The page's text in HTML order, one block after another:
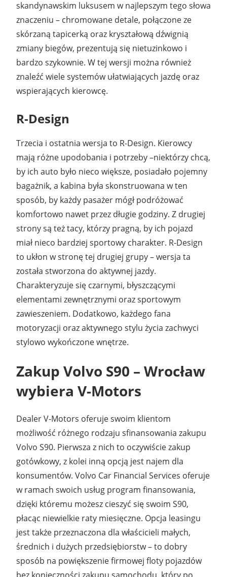
skandynawskim luksusem w najlepszym tego słowa
znaczeniu – chromowane detale, połączone ze
skórzaną tapicerką oraz kryształową dźwignią
zmiany biegów, prezentują się nietuzinkowo i
bardzo szykownie. W tej wersji można również
znaleźć wiele systemów ułatwiających jazdę oraz
wspierających kierowcę.
R-Design
Trzecia i ostatnia wersja to R-Design. Kierowcy
mają różne upodobania i potrzeby –niektórzy chcą,
by ich auto było nieco większe, posiadało pojemny
bagażnik, a kabina była skonstruowana w ten
sposób, by każdy pasażer mógł podróżować
komfortowo nawet przez długie godziny. Z drugiej
strony są też tacy, którzy pragną, by ich pojazd
miał nieco bardziej sportowy charakter. R-Design
to ukłon w stronę tej drugiej grupy – wersja ta
została stworzona do aktywnej jazdy.
Charakteryzuje się czarnymi, błyszczącymi
elementami zewnętrznymi oraz sportowym
zawieszeniem. Dodatkowo, każdego fana
motoryzacji oraz aktywnego stylu życia zachwyci
stylowo wykończone wnętrze.
Zakup Volvo S90 – Wrocław
wybiera V-Motors
Dealer V-Motors oferuje swoim klientom
możliwość różnego rodzaju sfinansowania zakupu
Volvo S90. Pierwsza z nich to oczywiście zakup
gotówkowy, z kolei inną opcją jest najem dla
konsumentów. Volvo Car Financial Services oferuje
w ramach swoich usług program finansowania,
dzięki któremu możesz cieszyć się swoim S90,
płacąc niewielkie raty miesięczne. Opcja leasingu
jest także przeznaczona dla właścicieli małych,
średnich i dużych przedsiębiorstw – to dobry
sposób na powiększenie firmowej floty pojazdów